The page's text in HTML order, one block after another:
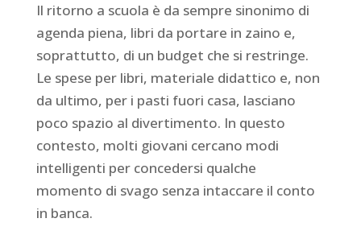
Il ritorno a scuola è da sempre sinonimo di
agenda piena, libri da portare in zaino e,
soprattutto, di un budget che si restringe.
Le spese per libri, materiale didattico e, non
da ultimo, per i pasti fuori casa, lasciano
poco spazio al divertimento. In questo
contesto, molti giovani cercano modi
intelligenti per concedersi qualche
momento di svago senza intaccare il conto
in banca.